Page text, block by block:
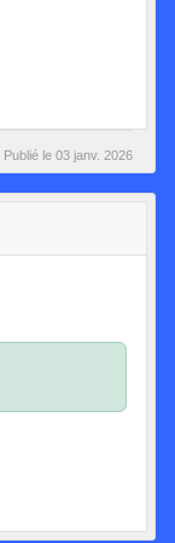
Publié le 03 janv. 2026